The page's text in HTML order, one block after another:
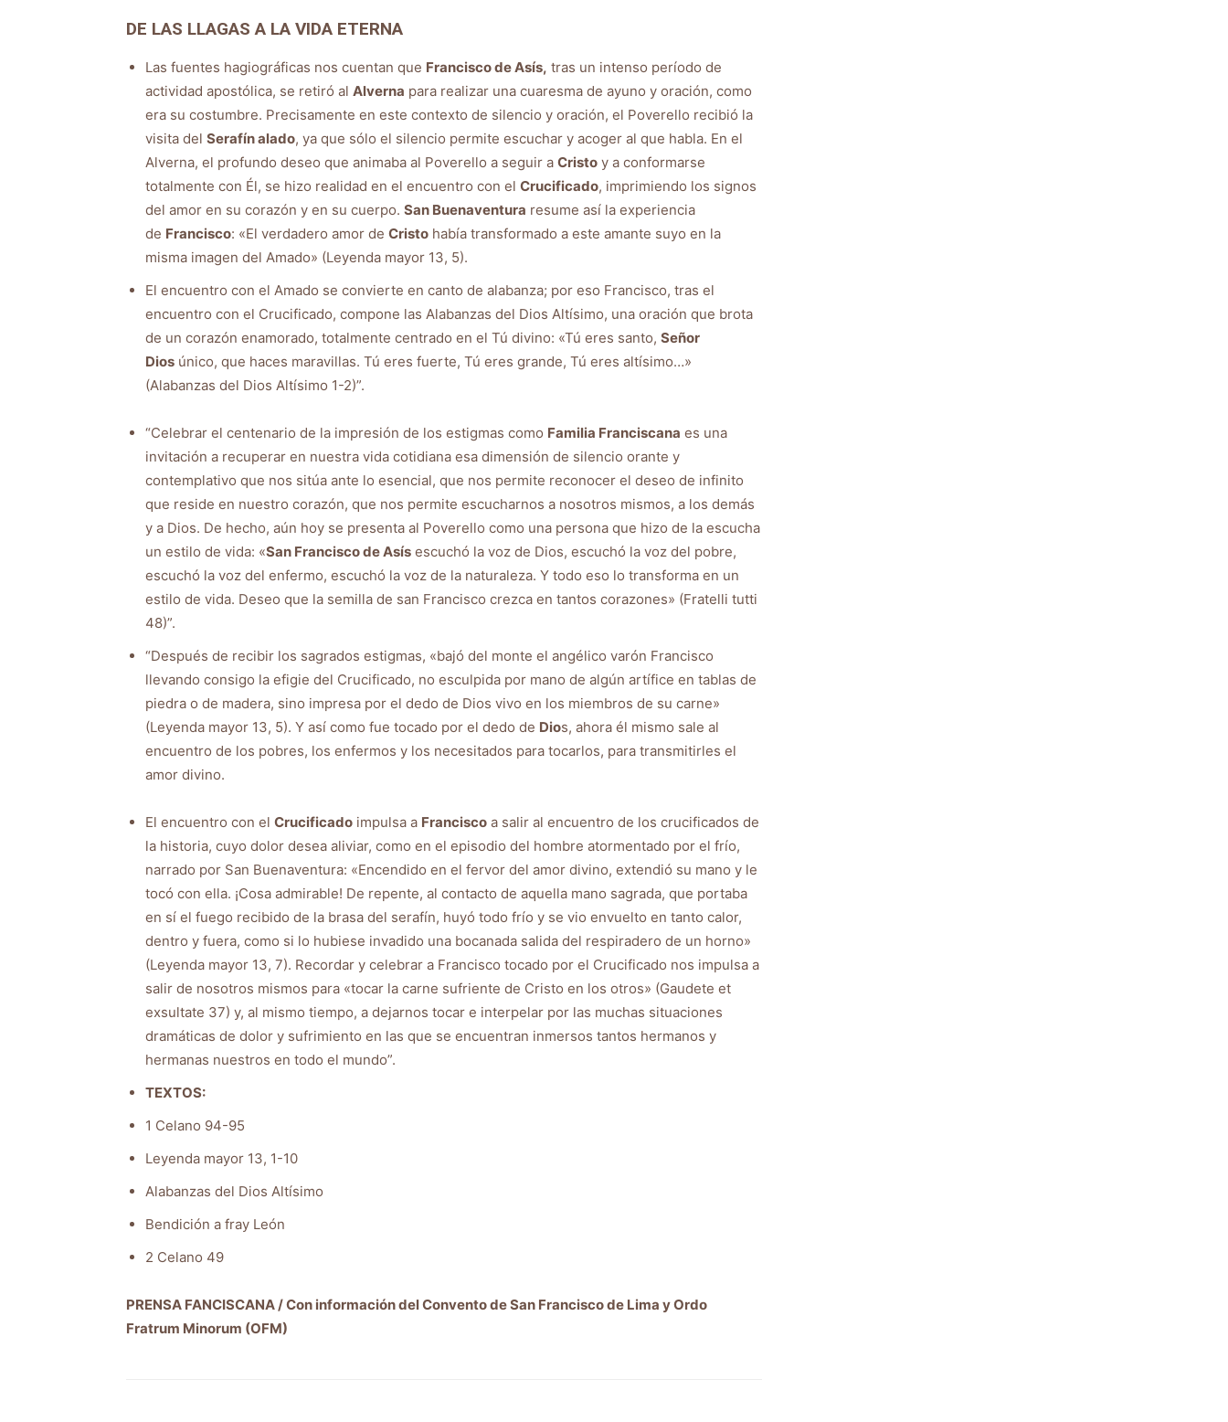
DE LAS LLAGAS A LA VIDA ETERNA
Las fuentes hagiográficas nos cuentan que Francisco de Asís, tras un intenso período de
actividad apostólica, se retiró al Alverna para realizar una cuaresma de ayuno y oración, como
era su costumbre. Precisamente en este contexto de silencio y oración, el Poverello recibió la
visita del Serafín alado, ya que sólo el silencio permite escuchar y acoger al que habla. En el
Alverna, el profundo deseo que animaba al Poverello a seguir a Cristo y a conformarse
totalmente con Él, se hizo realidad en el encuentro con el Crucificado, imprimiendo los signos
del amor en su corazón y en su cuerpo. San Buenaventura resume así la experiencia
de Francisco: «El verdadero amor de Cristo había transformado a este amante suyo en la
misma imagen del Amado» (Leyenda mayor 13, 5).
El encuentro con el Amado se convierte en canto de alabanza; por eso Francisco, tras el
encuentro con el Crucificado, compone las Alabanzas del Dios Altísimo, una oración que brota
de un corazón enamorado, totalmente centrado en el Tú divino: «Tú eres santo, Señor
Dios único, que haces maravillas. Tú eres fuerte, Tú eres grande, Tú eres altísimo…»
(Alabanzas del Dios Altísimo 1-2)”.
“Celebrar el centenario de la impresión de los estigmas como Familia Franciscana es una
invitación a recuperar en nuestra vida cotidiana esa dimensión de silencio orante y
contemplativo que nos sitúa ante lo esencial, que nos permite reconocer el deseo de infinito
que reside en nuestro corazón, que nos permite escucharnos a nosotros mismos, a los demás
y a Dios. De hecho, aún hoy se presenta al Poverello como una persona que hizo de la escucha
un estilo de vida: «San Francisco de Asís escuchó la voz de Dios, escuchó la voz del pobre,
escuchó la voz del enfermo, escuchó la voz de la naturaleza. Y todo eso lo transforma en un
estilo de vida. Deseo que la semilla de san Francisco crezca en tantos corazones» (Fratelli tutti
48)”.
“Después de recibir los sagrados estigmas, «bajó del monte el angélico varón Francisco
llevando consigo la efigie del Crucificado, no esculpida por mano de algún artífice en tablas de
piedra o de madera, sino impresa por el dedo de Dios vivo en los miembros de su carne»
(Leyenda mayor 13, 5). Y así como fue tocado por el dedo de Dios, ahora él mismo sale al
encuentro de los pobres, los enfermos y los necesitados para tocarlos, para transmitirles el
amor divino.
El encuentro con el Crucificado impulsa a Francisco a salir al encuentro de los crucificados de
la historia, cuyo dolor desea aliviar, como en el episodio del hombre atormentado por el frío,
narrado por San Buenaventura: «Encendido en el fervor del amor divino, extendió su mano y le
tocó con ella. ¡Cosa admirable! De repente, al contacto de aquella mano sagrada, que portaba
en sí el fuego recibido de la brasa del serafín, huyó todo frío y se vio envuelto en tanto calor,
dentro y fuera, como si lo hubiese invadido una bocanada salida del respiradero de un horno»
(Leyenda mayor 13, 7). Recordar y celebrar a Francisco tocado por el Crucificado nos impulsa a
salir de nosotros mismos para «tocar la carne sufriente de Cristo en los otros» (Gaudete et
exsultate 37) y, al mismo tiempo, a dejarnos tocar e interpelar por las muchas situaciones
dramáticas de dolor y sufrimiento en las que se encuentran inmersos tantos hermanos y
hermanas nuestros en todo el mundo”.
TEXTOS:
1 Celano 94-95
Leyenda mayor 13, 1-10
Alabanzas del Dios Altísimo
Bendición a fray León
2 Celano 49
PRENSA FANCISCANA / Con información del Convento de San Francisco de Lima y Ordo
Fratrum Minorum (OFM)